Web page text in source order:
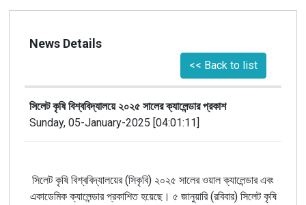
News Details
<< Back to list
সিলেট কৃষি বিশ্ববিদ্যালয়ে ২০২৫ সালের ক্যালেন্ডার প্রকাশ
Sunday, 05-January-2025 [04:01:11]
সিলেট কৃষি বিশ্ববিদ্যালয়ের (সিকৃবি) ২০২৫ সালের ওয়াল ক্যালেন্ডার এবং
একাডেমিক ক্যালেন্ডার প্রকাশিত হয়েছে। ৫ জানুয়ারি (রবিবার) সিলেট কৃষি